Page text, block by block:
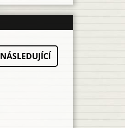
NÁSLEDUJÍCÍ